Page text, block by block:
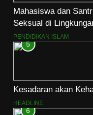
Mahasiswa dan
Seksual di
PENDIDIKAN ISLAM
5
Kesadaran akan
HEADLINE
6